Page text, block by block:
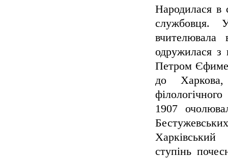
Народилася в
службовця.
одружилася з
Петром
до
1907
ступінь